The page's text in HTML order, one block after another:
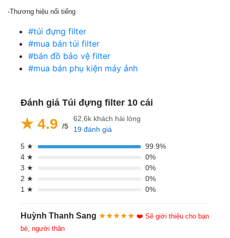
-Thương hiệu nổi tiếng
#túi đựng filter
#mua bán túi filter
#bán đồ bảo vệ filter
#mua bán phụ kiện máy ảnh
Đánh giá Túi đựng filter 10 cái
★ 4.9 /5
62,6k khách hài lòng
19 đánh giá
5 ★
99.9%
4 ★
0%
3 ★
0%
2 ★
0%
1 ★
0%
Huỳnh Thanh Sang ★★★★★ ❤️ Sẽ giới thiệu cho bạn
bè, người thân